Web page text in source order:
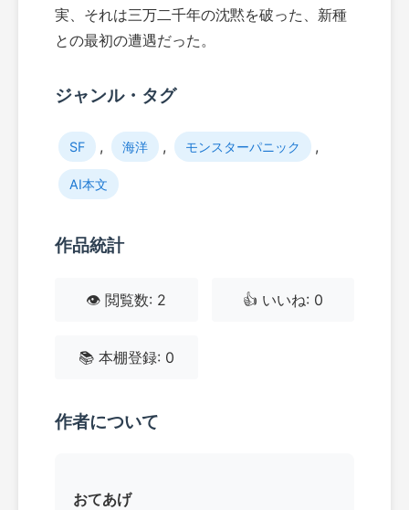
実、それは三万二千年の沈黙を破った、新種
との最初の遭遇だった。
ジャンル・タグ
SF , 海洋 , モンスターパニック ,
AI本文
作品統計
👁️ 閲覧数: 2 👍 いいね: 0
📚 本棚登録: 0
作者について
おてあげ